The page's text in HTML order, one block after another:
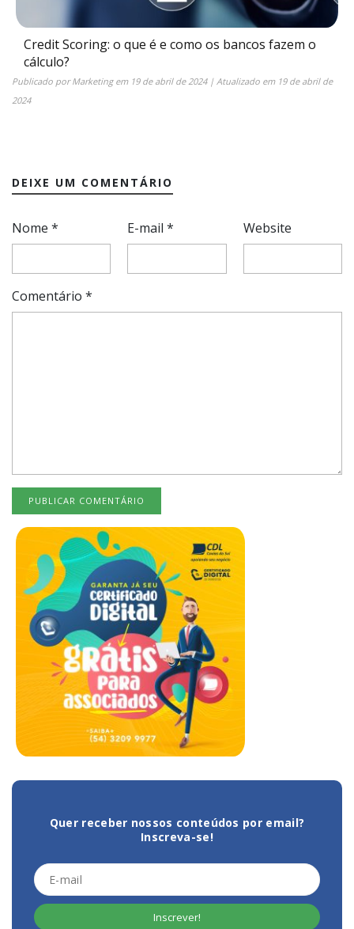
Credit Scoring: o que é e como os bancos fazem o
cálculo?
Publicado porMarketingem 19 de abril de 2024| Atualizado em 19 de abril de
2024
DEIXE UM COMENTÁRIO
Nome * E-mail* Website
Comentário *
Quer receber nossos conteúdos por email?
Inscreva-se!